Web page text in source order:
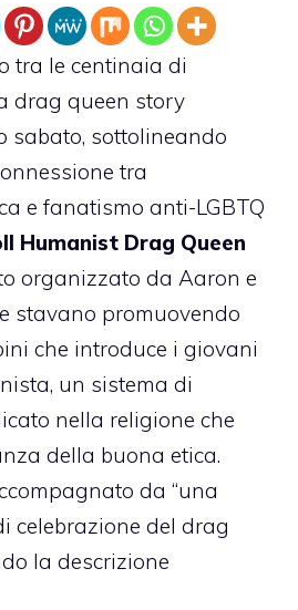
tra le centinaia di
drag queen story
sabato, sottolineando
tra
e fanatismo anti-LGBTQ
Humanist Drag Queen
organizzato da Aaron e
stavano promuovendo
che introduce i giovani
un sistema di
nella religione che
della buona etica.
da “una
celebrazione del drag
la descrizione